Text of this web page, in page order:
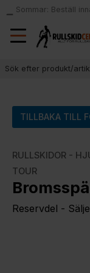
Meny
local_shipping
Sommar: Beställ
samma dag
TILLBAKA TILL
RULLSKIDOR -
TOUR
Reservdel -